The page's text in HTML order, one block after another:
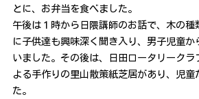
とに、お弁当を食べました。
午後は１時から日隈講師のお話で、木の種
に子供達も興味深く聞き入り、男子児童か
いました。その後は、日田ロータリークラ
よる手作りの里山散策紙芝居があり、児童
た。